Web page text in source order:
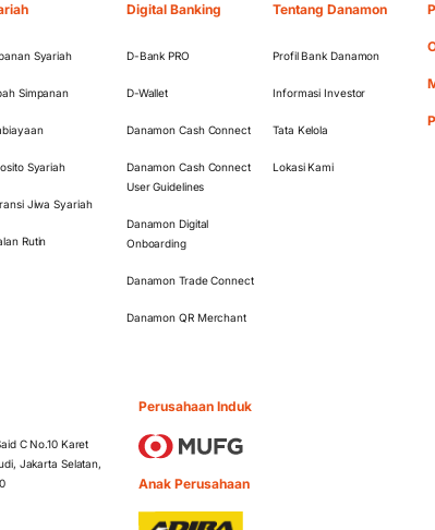
Syariah
Simpanan
Syariah
Jiwa Syariah
Rutin
Digital Banking
D-Bank PRO
D-Wallet
Danamon Cash Connect
Danamon Cash Connect
User Guidelines
Danamon Digital
Onboarding
Danamon Trade Connect
Danamon QR Merchant
Tentang Danamon
Profil Bank Danamon
Informasi Investor
Tata Kelola
Lokasi Kami
C No.10 Karet
Jakarta Selatan,
Perusahaan Induk
Anak Perusahaan